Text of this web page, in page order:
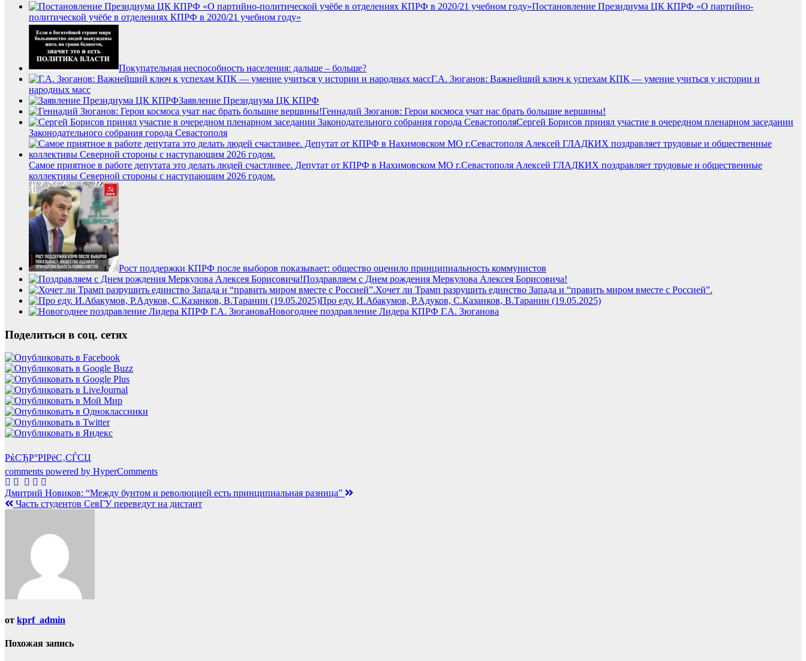
Постановление Президиума ЦК КПРФ «О партийно-
политической учёбе в отделениях КПРФ в 2020/21 учебном году»
Покупательная неспособность населения: дальше – больше?
Г.А. Зюганов: Важнейший ключ к успехам КПК — умение учиться у истории и
народных масс
Заявление Президиума ЦК КПРФ
Геннадий Зюганов: Герои космоса учат нас брать большие вершины!
Сергей Борисов принял участие в очередном пленарном заседании
Законодательного собрания города Севастополя
Самое приятное в работе депутата это делать людей счастливее. Депутат от КПРФ в Нахимовском МО г.Севастополя Алексей ГЛАДКИХ поздравляет трудовые и общественные
коллективы Северной стороны с наступающим 2026 годом.
Рост поддержки КПРФ после выборов показывает: общество оценило принципиальность коммунистов
Поздравляем с Днем рождения Меркулова Алексея Борисовича!
Хочет ли Трамп разрушить единство Запада и “править миром вместе с Россией”.
Про еду. И.Абакумов, Р.Адуков, С.Казанков, В.Таранин (19.05.2025)
Новогоднее поздравление Лидера КПРФ Г.А. Зюганова
Поделиться в соц. сетях
РќСЂР°РІРёС‚СЃСЏ
comments powered by HyperComments
Навигация
по
Дмитрий Новиков: “Между бунтом и революцией есть принципиальная разница”
Часть студентов СевГУ переведут на дистант
от kprf_admin
Похожая запись